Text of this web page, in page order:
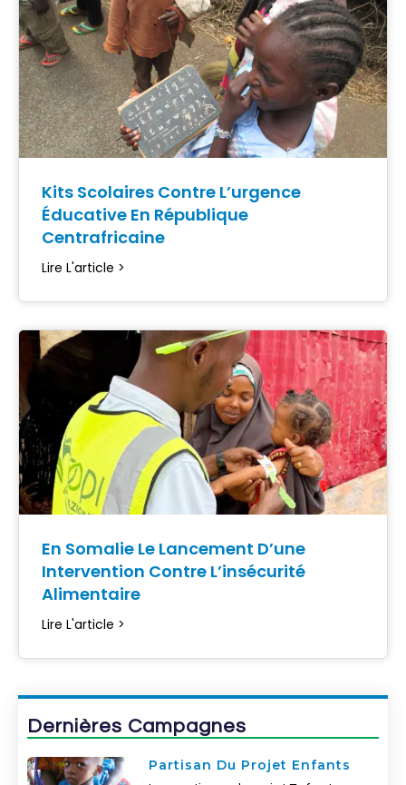
Kits Scolaires Contre L’urgence
Éducative En République
Centrafricaine
Lire L'article >
En Somalie Le Lancement D’une
Intervention Contre L’insécurité
Alimentaire
Lire L'article >
Dernières Campagnes
Partisan Du Projet Enfants